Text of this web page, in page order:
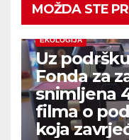
MOŽDA STE
EKOLOGIJA
Uz
Fonda za
snimljena
filma o
koja